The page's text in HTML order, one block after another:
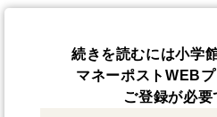
続きを読むには小学
マネーポストWEB
ご登録が必要